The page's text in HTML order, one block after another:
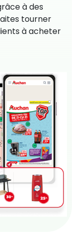
à des
tourner
à acheter